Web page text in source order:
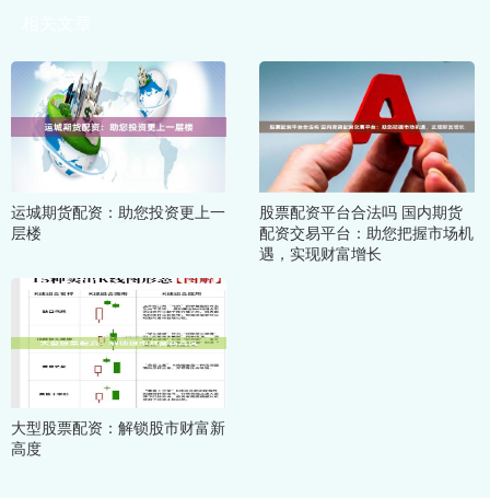
运城期货配资：助您投资更上一
层楼
股票配资平台合法吗 国内期货
配资交易平台：助您把握市场机
遇，实现财富增长
大型股票配资：解锁股市财富新
高度